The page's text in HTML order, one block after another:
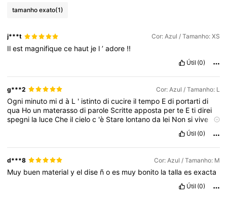
4,76
4,76
4,76 38K Seguidores
tamanho exato(1)
j***t Cor: Azul / Tamanho: XS
Ilest magnifiquece haut je l’adore !!
Útil (0)
g***2 Cor: Azul / Tamanho: L
Ogni minuto midà L ' istintodicucire iltempo Edi portartidi
qua Ho un materassodi parole Scritteapposta perte Etidirei
spegni la luceChe ilcieloc 'è Stare lontanoda lei Nonsivive
Vorrei
sopra altavolo
diunbarOstarenudiinmezzoauncampoAsentirsiaddossoil
Io non chiedo
Stare lontanoda dileiMi uccide
OgniminutomidàL'istintodi cucireiltempoE diportartidi
te Etidirei
Non
Útil (0)
d***8 Cor: Azul / Tamanho: M
Muy buen materialyeldise ñoes muy bonito latallaesexacta
Útil (0)